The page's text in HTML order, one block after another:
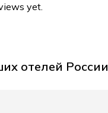
yet.
отелей России